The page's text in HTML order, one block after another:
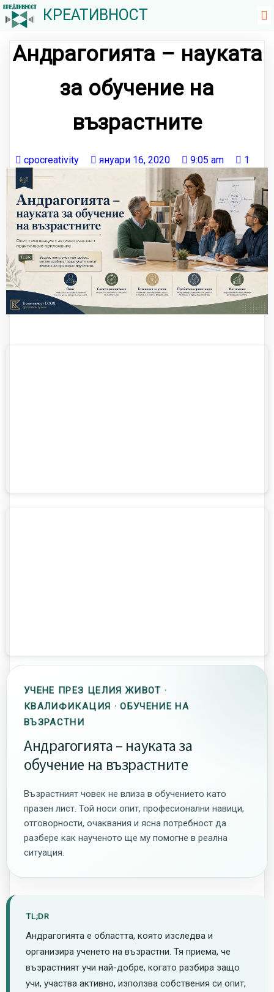
КРЕАТИВНОСТ
Андрагогията – науката
за обучение на
възрастните
cpocreativity януари 16, 2020 9:05 am 1
УЧЕНЕ ПРЕЗ ЦЕЛИЯ ЖИВОТ ·
КВАЛИФИКАЦИЯ · ОБУЧЕНИЕ НА
ВЪЗРАСТНИ
Андрагогията – науката за
обучение на възрастните
Възрастният човек не влиза в обучението като
празен лист. Той носи опит, професионални навици,
отговорности, очаквания и ясна потребност да
разбере как наученото ще му помогне в реална
ситуация.
TL;DR
Андрагогията е областта, която изследва и
организира ученето на възрастни. Тя приема, че
възрастният учи най-добре, когато разбира защо
учи, участва активно, използва собствения си опит,